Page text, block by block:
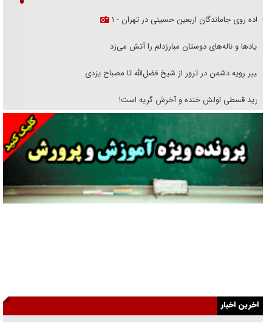
پیاده روی جاماندگان اربعین حسینی در تهران - ۱
فریاد‌ها و ناله‌های دوستان مبارزدلم را آتش می‌زد
تغییر رویه دشمن در ترور از شیخ فضل‌الله تا مصباح یزدی
خرید قسطی اولش خنده و آخرش گریه است!
فوتبال و آن «بالا»!
راهبرد غافلگیری با نسل جدید پهپاد‌ها
جنجال پزشکان تقلبی در صنعت زیبایی
یهودی‌ها در ادبیات داستانی اروپا؛ از شکسپیر تا دیکنز
آخرین اخبار